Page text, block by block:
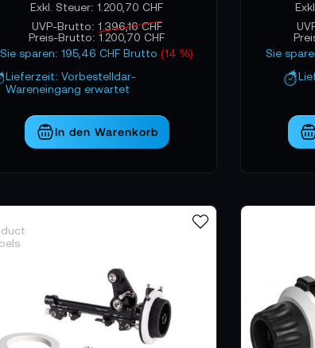
1.200,70 CHF
UVP-Brutto: 1.396,16 CHF
Preis-Brutto:1.200,70 CHF
Sie sparen: 195,46 CHF Brutto(14 %)
Lieferzeit: Vorbestelldar-
Wareneingang erwartet
In den Warenkorb
Sie